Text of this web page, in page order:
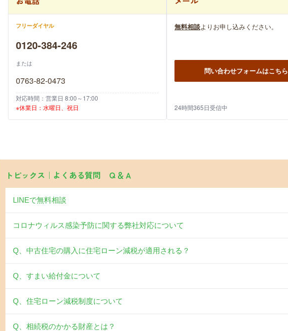
フリーダイヤル
0120-384-246
または
0763-82-0473
対応時間：営業日 8:00～17:00
※休業日：水曜日、祝日
無料相談よりお申し込みください。
問い合わせフォームはこちら
24時間365日受信中
トピックス｜よくある質問 Ｑ＆Ａ
LINEで無料相談
コロナウィルス感染予防に関する弊社対応について
Q、中古住宅の購入に住宅ローン減税が適用される？
Q、すまい給付金について
Q、住宅ローン減税制度について
Q、相続税のかかる財産とは？